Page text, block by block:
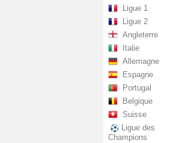
Ligue 1
Ligue 2
Angleterre
Italie
Allemagne
Espagne
Portugal
Belgique
Suisse
Ligue des
Champions